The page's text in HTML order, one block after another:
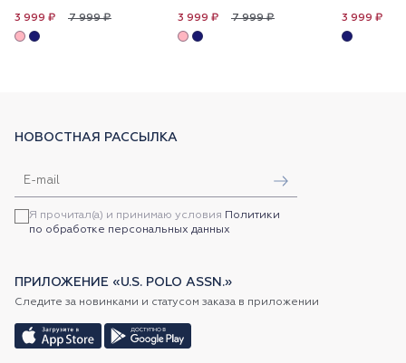
7 999 ₽
3 999 ₽ 7 999 ₽
3 999 ₽ 3 999 ₽
НОВОСТНАЯ РАССЫЛКА
Я прочитал(а) и принимаю условия Политики
по обработке персональных данных
ПРИЛОЖЕНИЕ «U.S. POLO ASSN.»
Следите за новинками и статусом заказа в приложении